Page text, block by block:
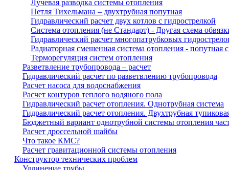
Лучевая разводка системы отопления
Петля Тихельмана – двухтрубная попутная
Гидравлический расчет двух котлов с гидрострелкой
Система отопления (не Стандарт) - Другая схема
Гидравлический расчет многопатрубковых
Радиаторная смешенная система отопления - попутная
Терморегуляция систем отопления
Разветвление трубопровода – расчет
Гидравлический расчет по разветвлению трубопровода
Расчет насоса для водоснабжения
Расчет контуров теплого водяного пола
Гидравлический расчет отопления. Однотрубная система
Гидравлический расчет отопления. Двухтрубная
Бюджетный вариант однотрубной системы отопления
Расчет дроссельной шайбы
Что такое КМС?
Расчет гравитационной системы отопления
Конструктор технических проблем
Удлинение трубы